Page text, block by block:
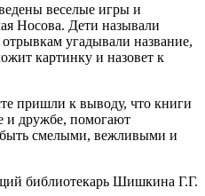
веселые игры и
Носова. Дети называли
угадывали название,
картинку и назовет к
пришли к выводу, что книги
и дружбе, помогают
быть смелыми, вежливыми и
библиотекарь Шишкина Г.Г.